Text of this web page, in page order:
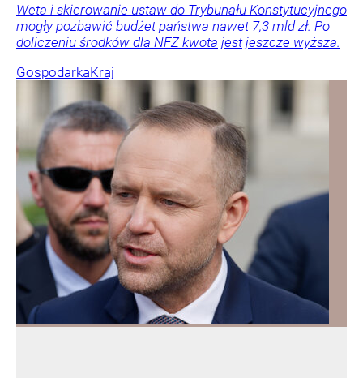
Weta i skierowanie ustaw do Trybunału Konstytucyjnego
mogły pozbawić budżet państwa nawet 7,3 mld zł. Po
doliczeniu środków dla NFZ kwota jest jeszcze wyższa.
GospodarkaKraj